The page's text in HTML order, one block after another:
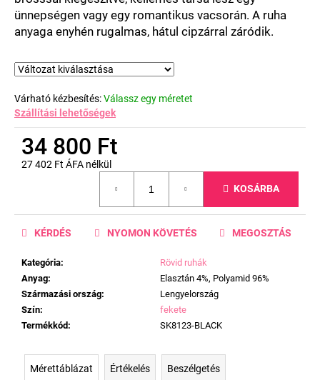
ünnepségen vagy egy romantikus vacsorán. A ruha
anyaga enyhén rugalmas, hátul cipzárral záródik.
Várható kézbesítés:Válassz egy méretet
Szállítási lehetőségek
34 800 Ft
27 402 Ft ÁFA nélkül
KOSÁRBA
Kategória:
Rövid ruhák
Anyag:
Elasztán 4%, Polyamid 96%
Származási ország:
Lengyelország
Szín:
fekete
Termékkód: SK8123-BLACK
KÉRDÉS NYOMON KÖVETÉS MEGOSZTÁS
Mérettáblázat Értékelés Beszélgetés